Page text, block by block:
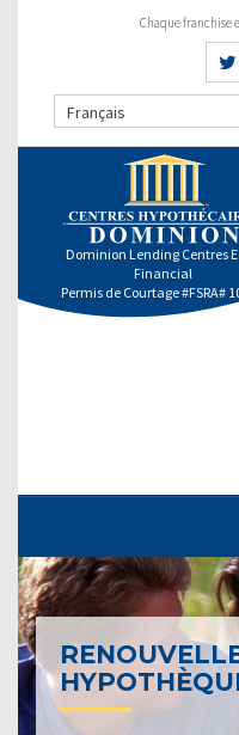
Chaque franchise
Français
Dominion Lending Centres
Financial
Permis de Courtage #FSRA#